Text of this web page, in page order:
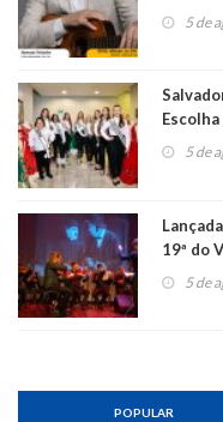
5 de
5 de
19ª do
5 de
POPULAR